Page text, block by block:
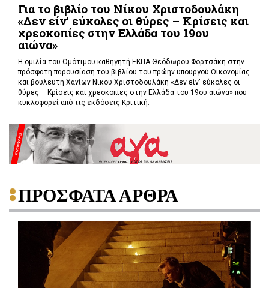
Για το βιβλίο του Νίκου Χριστοδουλάκη
«Δεν είν' εύκολες οι θύρες – Κρίσεις και
χρεοκοπίες στην Ελλάδα του 19ου
αιώνα»
Η ομιλία του Ομότιμου καθηγητή ΕΚΠΑ Θεόδωρου Φορτσάκη στην
πρόσφατη παρουσίαση του βιβλίου του πρώην υπουργού Οικονομίας
και βουλευτή Χανίων Νίκου Χριστοδουλάκη «Δεν είν' εύκολες οι
θύρες – Κρίσεις και χρεοκοπίες στην Ελλάδα του 19ου αιώνα» που
κυκλοφορεί από τις εκδόσεις Κριτική.
ΠΡΟΣΦΑΤΑ ΑΡΘΡΑ